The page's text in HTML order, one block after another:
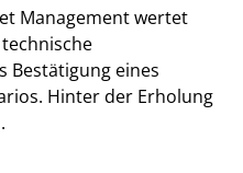
Management wertet
Bestätigung eines
Hinter der Erholung